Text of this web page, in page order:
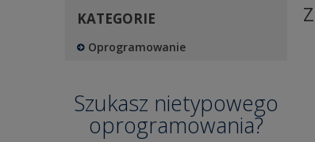
KATEGORIE
Oprogramowanie
Szukasz nietypowego
oprogramowania?